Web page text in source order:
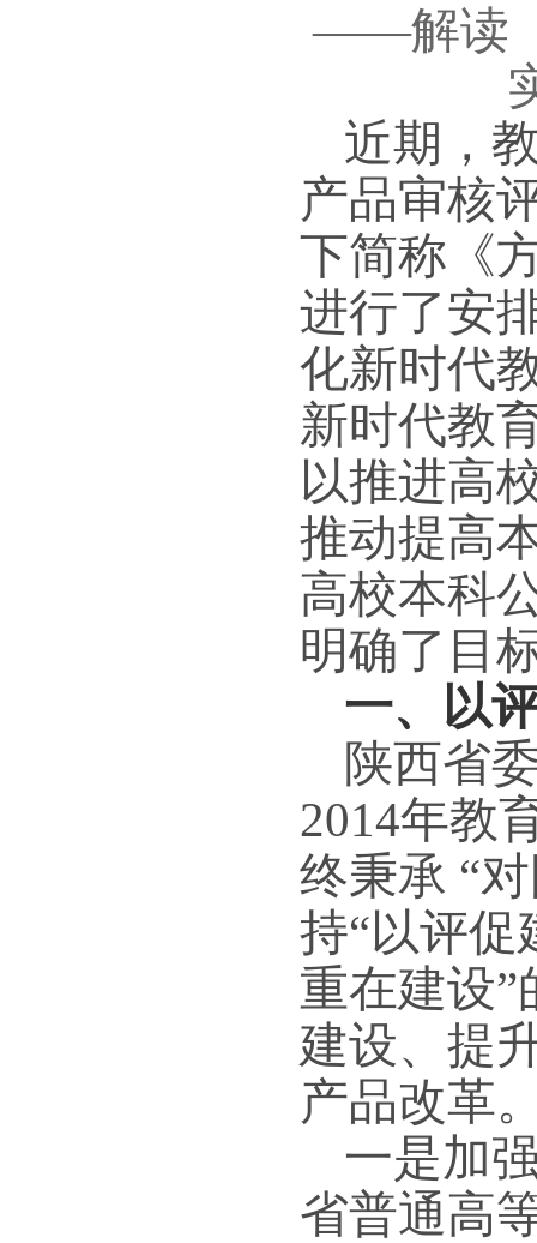
——解读
近期，
产品审核
下简称《
进行了安
化新时代
新时代教
以推进高
推动提高
高校本科
明确了目
一、以
陕西省
2014年教
终秉承 “
持“以评
重在建设
建设、提
产品改革
一是加
省普通高